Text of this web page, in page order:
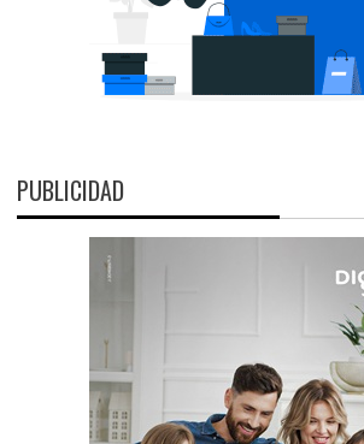
PUBLICIDAD